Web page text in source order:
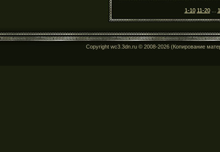
1-10 11-20
Copyright wc3.3dn.ru © 2008-2026 (Копирование